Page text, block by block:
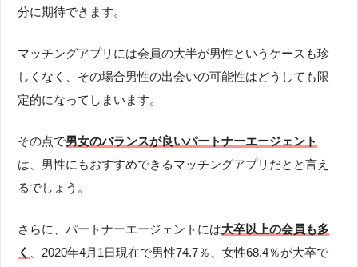
分に期待できます。
マッチングアプリには会員の大半が男性というケースも珍
しくなく、その場合男性の出会いの可能性はどうしても限
定的になってしまいます。
その点で男女のバランスが良いパートナーエージェント
は、男性にもおすすめできるマッチングアプリだとと言え
るでしょう。
さらに、パートナーエージェントには大卒以上の会員も多
く
、2020年4月1日現在で男性74.7％、女性68.4％が大卒で